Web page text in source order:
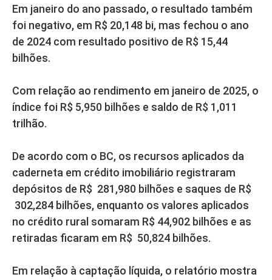
Em janeiro do ano passado, o resultado também
foi negativo, em R$ 20,148 bi, mas fechou o ano
de 2024 com resultado positivo de R$ 15,44
bilhões.
Com relação ao rendimento em janeiro de 2025, o
índice foi R$ 5,950 bilhões e saldo de R$ 1,011
trilhão.
De acordo com o BC, os recursos aplicados da
caderneta em crédito imobiliário registraram
depósitos de R$ 281,980 bilhões e saques de R$
302,284 bilhões, enquanto os valores aplicados
no crédito rural somaram R$ 44,902 bilhões e as
retiradas ficaram em R$ 50,824 bilhões.
Em relação à captação líquida, o relatório mostra